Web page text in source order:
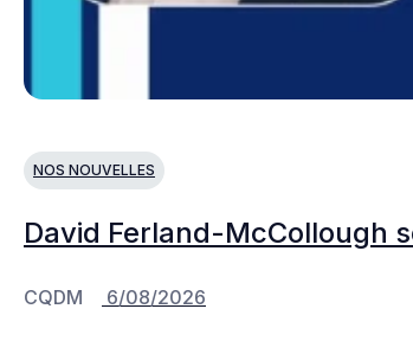
NOS NOUVELLES
David Ferland-McCollough
CQDM 6/08/2026